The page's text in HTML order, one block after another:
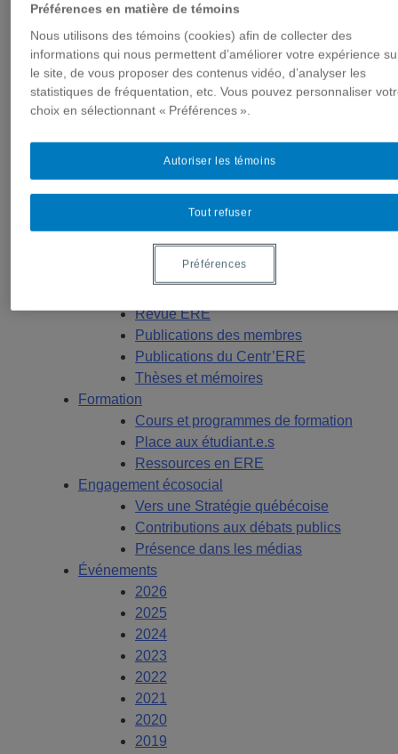
Chercheur.e.s associé.e.s
Chercheur.e.s émérites
Étudiant.e.s
Partenaires
Personnel
Axes de recherche
1) Écocitoyenneté et justice
3) Art et créativité
4) Formation initiale et continue
➜ Autochtonisation
Projets fondateurs et passés
Revue ERE
Publications des membres
Publications du Centr’ERE
Thèses et mémoires
Formation
Cours et programmes de formation
Place aux étudiant.e.s
Ressources en ERE
Engagement écosocial
Vers une Stratégie québécoise
Contributions aux débats publics
Présence dans les médias
Événements
2026
2025
2024
2023
2022
2021
2020
2019
Préférences en matière de témoins
Nous utilisons des témoins (cookies) afin de collecter des
informations qui nous permettent d’améliorer votre expérience
le site, de vous proposer des contenus vidéo, d’analyser les
statistiques de fréquentation, etc. Vous pouvez personnaliser
choix en sélectionnant « Préférences ».
Tout refuser
Autoriser les témoins
Préférences